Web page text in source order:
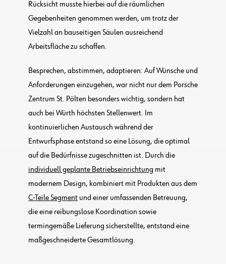
Rücksicht musste hierbei auf die räumlichen
Gegebenheiten genommen werden, um trotz der
Vielzahl an bauseitigen Säulen ausreichend
Arbeitsfläche zu schaffen.
Besprechen, abstimmen, adaptieren: Auf Wünsche und
Anforderungen einzugehen, war nicht nur dem Porsche
Zentrum St. Pölten besonders wichtig, sondern hat
auch bei Würth höchsten Stellenwert. Im
kontinuierlichen Austausch während der
Entwurfsphase entstand so eine Lösung, die optimal
auf die Bedürfnisse zugeschnitten ist. Durch die
individuell geplante Betriebseinrichtung mit
modernem Design, kombiniert mit Produkten aus dem
C-Teile Segment und einer umfassenden Betreuung,
die eine reibungslose Koordination sowie
termingemäße Lieferung sicherstellte, entstand eine
maßgeschneiderte Gesamtlösung.